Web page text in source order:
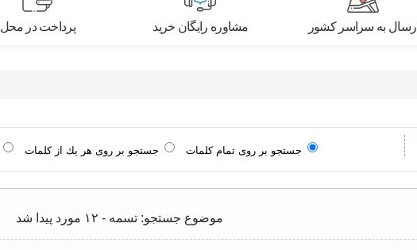
ارسال به سراسر کشور مشاوره رایگان خرید پرداخت در محل
جستجو بر روی تمام كلمات جستجو بر روی هر يك از كلمات
موضوع جستجو: تسمه - ۱۲ مورد پیدا شد